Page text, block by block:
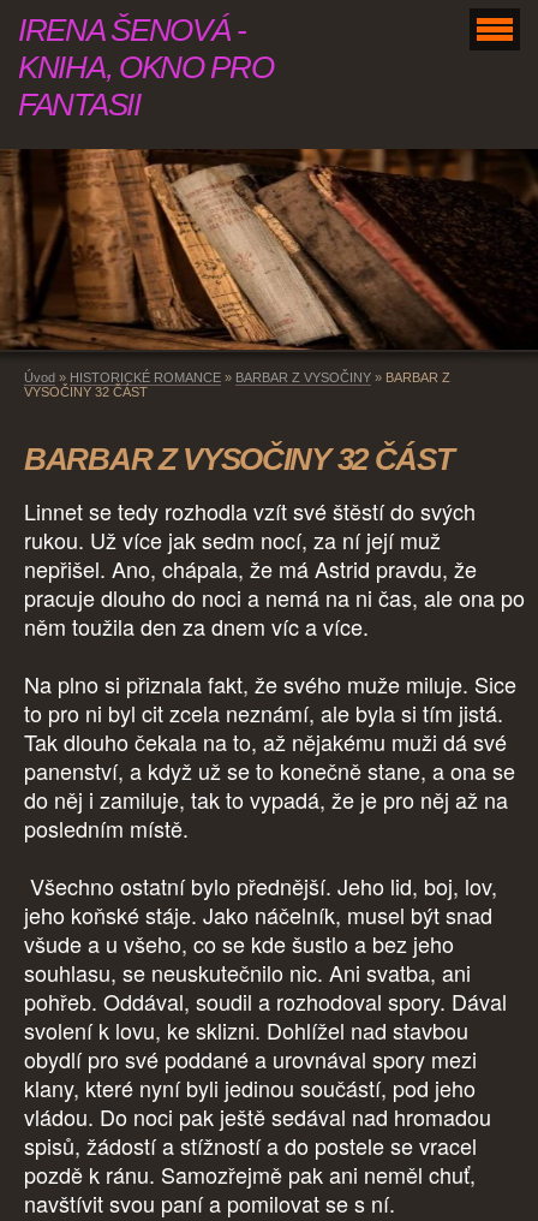
IRENA ŠENOVÁ -
KNIHA, OKNO PRO
FANTASII
Úvod » HISTORICKÉ ROMANCE » BARBAR Z VYSOČINY » BARBAR Z
VYSOČINY 32 ČÁST
BARBAR Z VYSOČINY 32 ČÁST
Linnet se tedy rozhodla vzít své štěstí do svých
rukou. Už více jak sedm nocí, za ní její muž
nepřišel. Ano, chápala, že má Astrid pravdu, že
pracuje dlouho do noci a nemá na ni čas, ale ona po
něm toužila den za dnem víc a více.
Na plno si přiznala fakt, že svého muže miluje. Sice
to pro ni byl cit zcela neznámí, ale byla si tím jistá.
Tak dlouho čekala na to, až nějakému muži dá své
panenství, a když už se to konečně stane, a ona se
do něj i zamiluje, tak to vypadá, že je pro něj až na
posledním místě.
Všechno ostatní bylo přednější. Jeho lid, boj, lov,
jeho koňské stáje. Jako náčelník, musel být snad
všude a u všeho, co se kde šustlo a bez jeho
souhlasu, se neuskutečnilo nic. Ani svatba, ani
pohřeb. Oddával, soudil a rozhodoval spory. Dával
svolení k lovu, ke sklizni. Dohlížel nad stavbou
obydlí pro své poddané a urovnával spory mezi
klany, které nyní byli jedinou součástí, pod jeho
vládou. Do noci pak ještě sedával nad hromadou
spisů, žádostí a stížností a do postele se vracel
pozdě k ránu. Samozřejmě pak ani neměl chuť,
navštívit svou paní a pomilovat se s ní.